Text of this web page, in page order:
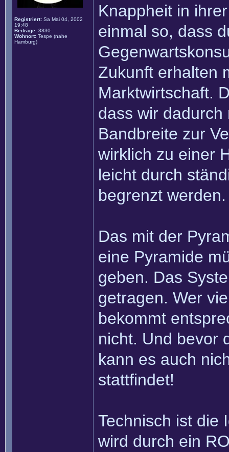
Registriert: Sa Mai 04, 2002
19:48
Beiträge: 3830
Wohnort: Tespe (nahe
Hamburg)
Knappheit in
einmal so, dass
Zukunft erhalten
Marktwirtschaft.
dass wir
Bandbreite zur
wirklich zu einer
leicht durch
begrenzt werden.
Das mit der
eine Pyramide
geben. Das
getragen. Wer
bekommt
nicht. Und bevor
kann es auch
stattfindet!
Technisch ist die
wird durch ein